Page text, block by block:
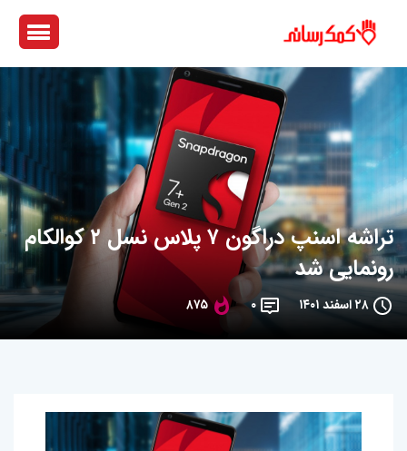
تراشه اسنپ‌ دراگون ۷ پلاس نسل ۲ کوالکام
رونمایی شد
۲۸ اسفند ۱۴۰۱ ۰ ۸۷۵